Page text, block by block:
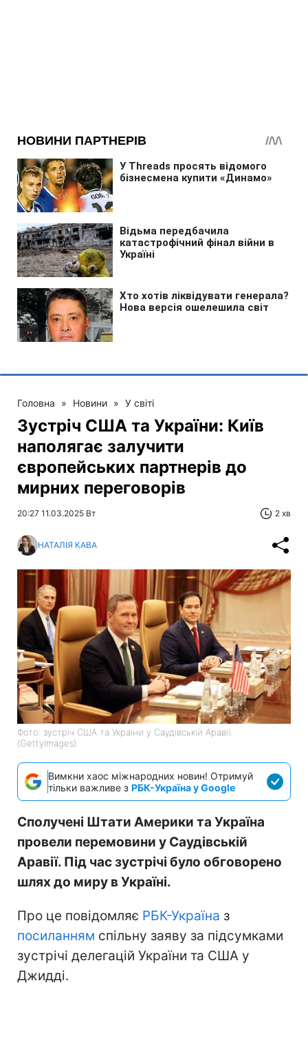
Головна » Новини » У світі
Зустріч США та України: Київ
наполягає залучити
європейських партнерів до
мирних переговорів
20:27 11.03.2025 Вт 2 хв
НАТАЛІЯ КАВА
Фото: зустріч США та України у Саудівській Аравії
(GettyImagеs)
Вимкни хаос міжнародних новин! Отримуй
тільки важливе з РБК-Україна у Google
Сполучені Штати Америки та Україна
провели перемовини у Саудівській
Аравії. Під час зустрічі було обговорено
шлях до миру в Україні.
Про це повідомляє РБК-Україна з
посиланням спільну заяву за підсумками
зустрічі делегацій України та США у
Джидді.